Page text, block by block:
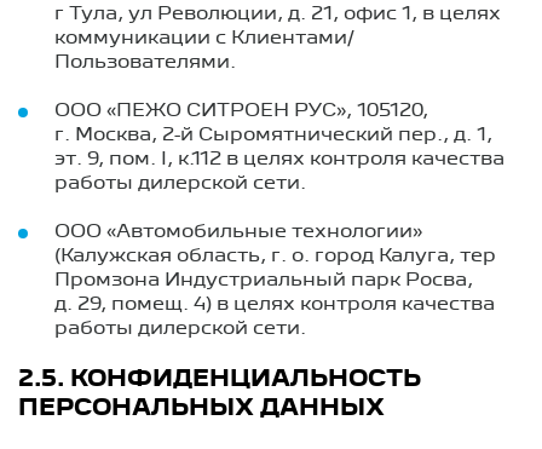
г Тула, ул Революции, д. 21, офис 1, в целях
коммуникации с Клиентами/
Пользователями.
ООО «ПЕЖО СИТРОЕН РУС», 105120,
г. Москва, 2-й Сыромятнический пер., д. 1,
эт. 9, пом. I, к.112 в целях контроля качества
работы дилерской сети.
ООО «Автомобильные технологии»
(Калужская область, г. о. город Калуга, тер
Промзона Индустриальный парк Росва,
д. 29, помещ. 4) в целях контроля качества
работы дилерской сети.
2.5. КОНФИДЕНЦИАЛЬНОСТЬ
ПЕРСОНАЛЬНЫХ ДАННЫХ